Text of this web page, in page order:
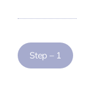
Step – 1